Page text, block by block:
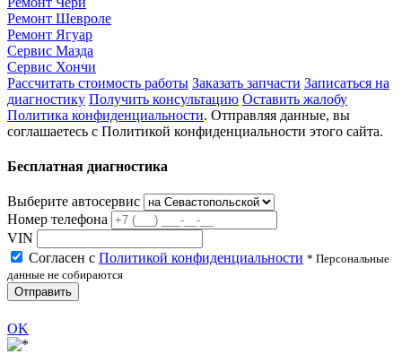
Ремонт Шевроле
Ремонт Ягуар
Сервис Мазда
Сервис Хончи
Рассчитать стоимость работы Заказать запчасти Записаться на
диагностику Получить консультацию Оставить жалобу
Политика конфиденциальности. Отправляя данные, вы
соглашаетесь с Политикой конфиденциальности этого сайта.
Бесплатная диагностика
Выберите автосервис
Номер телефона
VIN
Согласен с Политикой конфиденциальности * Персональные
данные не собираются
Отправить
OK